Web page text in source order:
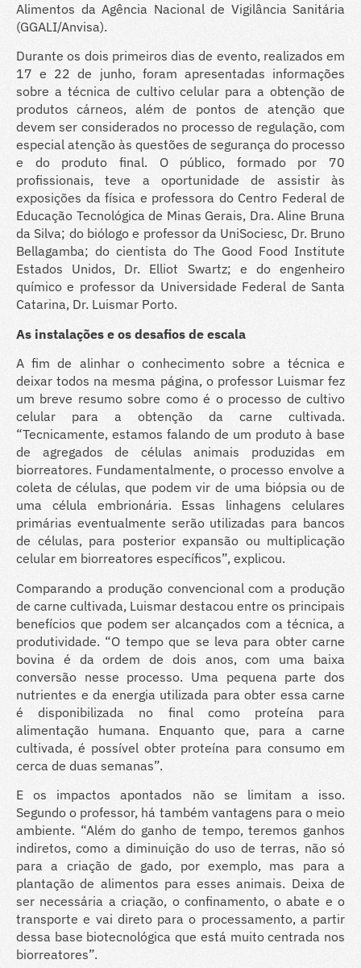
Alimentos da Agência Nacional de Vigilância Sanitária
(GGALI/Anvisa).
Durante os dois primeiros dias de evento, realizados em
17 e 22 de junho, foram apresentadas informações
sobre a técnica de cultivo celular para a obtenção de
produtos cárneos, além de pontos de atenção que
devem ser considerados no processo de regulação, com
especial atenção às questões de segurança do processo
e do produto final. O público, formado por 70
profissionais, teve a oportunidade de assistir às
exposições da física e professora do Centro Federal de
Educação Tecnológica de Minas Gerais, Dra. Aline Bruna
da Silva; do biólogo e professor da UniSociesc, Dr. Bruno
Bellagamba; do cientista do The Good Food Institute
Estados Unidos, Dr. Elliot Swartz; e do engenheiro
químico e professor da Universidade Federal de Santa
Catarina, Dr. Luismar Porto.
As instalações e os desafios de escala
A fim de alinhar o conhecimento sobre a técnica e
deixar todos na mesma página, o professor Luismar fez
um breve resumo sobre como é o processo de cultivo
celular para a obtenção da carne cultivada.
“Tecnicamente, estamos falando de um produto à base
de agregados de células animais produzidas em
biorreatores. Fundamentalmente, o processo envolve a
coleta de células, que podem vir de uma biópsia ou de
uma célula embrionária. Essas linhagens celulares
primárias eventualmente serão utilizadas para bancos
de células, para posterior expansão ou multiplicação
celular em biorreatores específicos”, explicou.
Comparando a produção convencional com a produção
de carne cultivada, Luismar destacou entre os principais
benefícios que podem ser alcançados com a técnica, a
produtividade. “O tempo que se leva para obter carne
bovina é da ordem de dois anos, com uma baixa
conversão nesse processo. Uma pequena parte dos
nutrientes e da energia utilizada para obter essa carne
é disponibilizada no final como proteína para
alimentação humana. Enquanto que, para a carne
cultivada, é possível obter proteína para consumo em
cerca de duas semanas”.
E os impactos apontados não se limitam a isso.
Segundo o professor, há também vantagens para o meio
ambiente. “Além do ganho de tempo, teremos ganhos
indiretos, como a diminuição do uso de terras, não só
para a criação de gado, por exemplo, mas para a
plantação de alimentos para esses animais. Deixa de
ser necessária a criação, o confinamento, o abate e o
transporte e vai direto para o processamento, a partir
dessa base biotecnológica que está muito centrada nos
biorreatores”.